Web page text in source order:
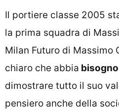
Il portiere classe 2005
la prima squadra di
Milan Futuro di Massimo
chiaro che abbia
dimostrare tutto il suo
pensiero anche della